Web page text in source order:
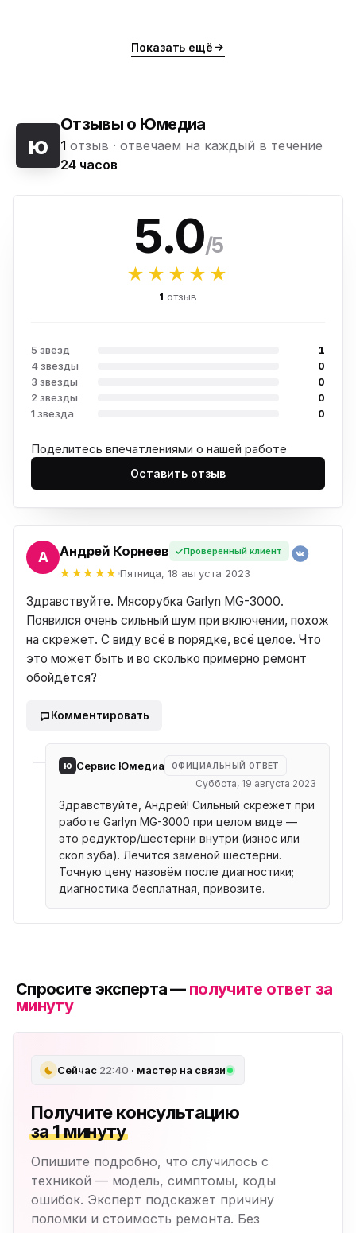
Показать ещё
ю
Отзывы о Юмедиа
1 отзыв · отвечаем на каждый в течение
24 часов
5.0/5
★★★★★
1 отзыв
5 звёзд
1
4 звезды
0
3 звезды
0
2 звезды
0
1 звезда
0
Поделитесь впечатлениями о нашей работе
Оставить отзыв
Андрей Корнеев Проверенный клиент
Пятница, 18 августа 2023
Здравствуйте. Мясорубка Garlyn MG-3000.
Появился очень сильный шум при включении, похож
на скрежет. С виду всё в порядке, всё целое. Что
это может быть и во сколько примерно ремонт
обойдётся?
Комментировать
ю Сервис Юмедиа ОФИЦИАЛЬНЫЙ ОТВЕТ
Суббота, 19 августа 2023
Здравствуйте, Андрей! Сильный скрежет при
работе Garlyn MG-3000 при целом виде —
это редуктор/шестерни внутри (износ или
скол зуба). Лечится заменой шестерни.
Точную цену назовём после диагностики;
диагностика бесплатная, привозите.
Спросите эксперта — получите ответ за
минуту
Сейчас 22:40 · мастер на связи
Получите консультацию
за 1 минуту
Опишите подробно, что случилось с
техникой — модель, симптомы, коды
ошибок. Эксперт подскажет причину
поломки и стоимость ремонта. Без